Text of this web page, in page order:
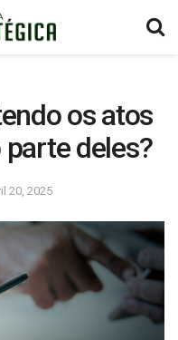
os atos
deles?
20, 2025